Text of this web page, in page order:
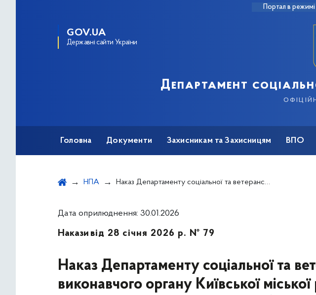
Портал в
GOV.UA
Державні сайти України
Департамент
Головна Документи Захисникам та Захисницям ВПО
НПА Наказ Департаменту соціальної та ветеранської політики виконавчого органу Київської міської ради (Київської міської державної адміністрації) від 28.01.2026 № 79 "Про надання одноразової адресної матеріальної допомоги киянам, які опинилися в складних життєвих обставинах в результаті пошкодження чи руйнування житлового будинку (квартири) в місті Києві, спричиненого збройною агресією Російської Федерації проти України"
Дата оприлюднення: 30.01.2026
Накази від 28 січня 2026 р. № 79
Наказ Департаменту соціальної та
виконавчого органу Київської